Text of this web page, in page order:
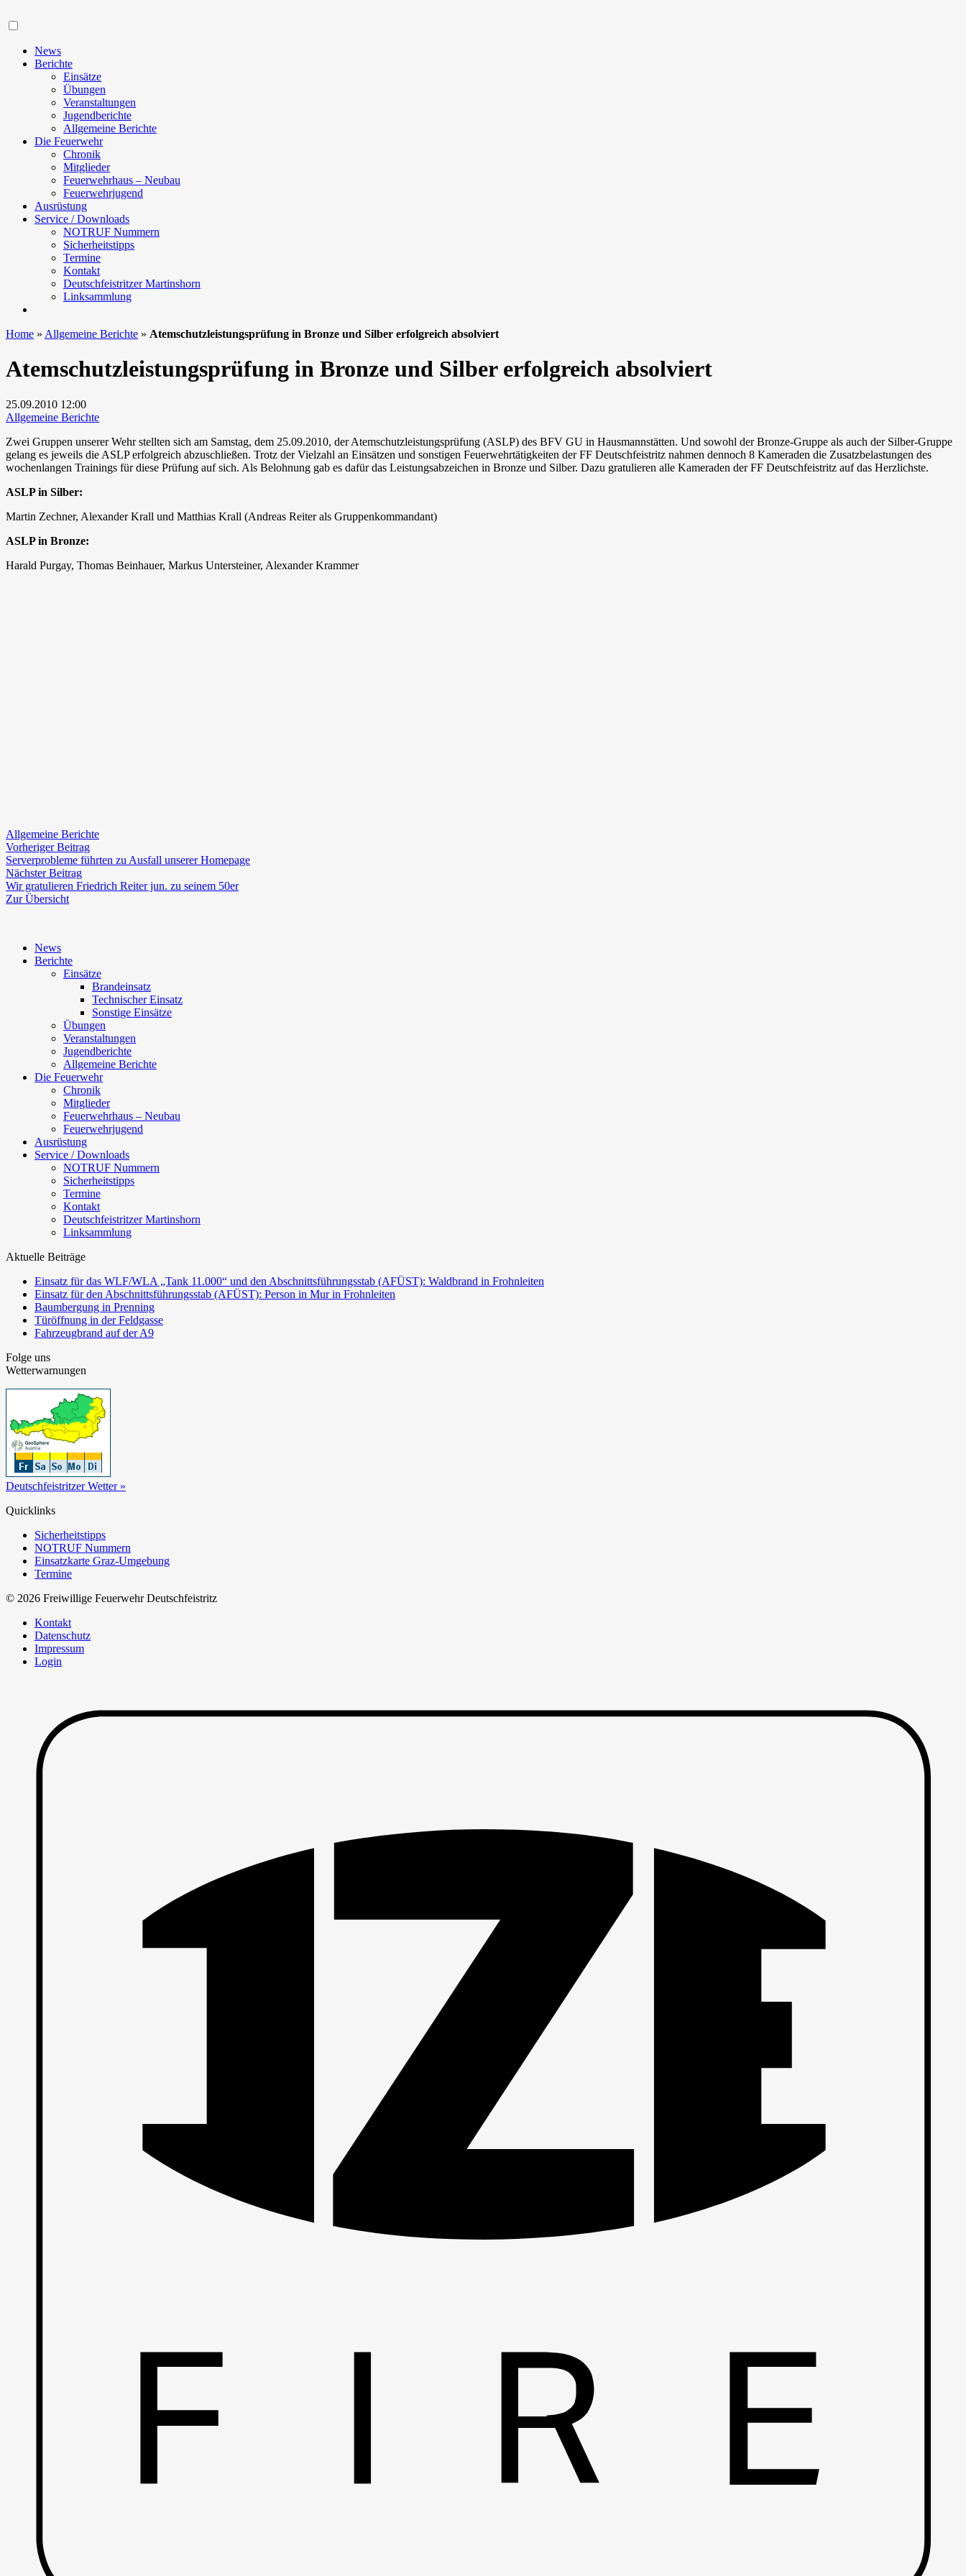
News
Berichte
Einsätze
Übungen
Veranstaltungen
Jugendberichte
Allgemeine Berichte
Die Feuerwehr
Chronik
Mitglieder
Feuerwehrhaus – Neubau
Feuerwehrjugend
Ausrüstung
Service / Downloads
NOTRUF Nummern
Sicherheitstipps
Termine
Kontakt
Deutschfeistritzer Martinshorn
Linksammlung
Home » Allgemeine Berichte » Atemschutzleistungsprüfung in Bronze und Silber erfolgreich absolviert
Atemschutzleistungsprüfung in Bronze und Silber erfolgreich absolviert
25.09.2010 12:00
Allgemeine Berichte
Zwei Gruppen unserer Wehr stellten sich am Samstag, dem 25.09.2010, der Atemschutzleistungsprüfung (ASLP) des BFV GU in Hausmannstätten. Und sowohl der Bronze-Gruppe als auch der Silber-Gruppe
gelang es jeweils die ASLP erfolgreich abzuschließen. Trotz der Vielzahl an Einsätzen und sonstigen Feuerwehrtätigkeiten der FF Deutschfeistritz nahmen dennoch 8 Kameraden die Zusatzbelastungen des
wochenlangen Trainings für diese Prüfung auf sich. Als Belohnung gab es dafür das Leistungsabzeichen in Bronze und Silber. Dazu gratulieren alle Kameraden der FF Deutschfeistritz auf das Herzlichste.
ASLP in Silber:
Martin Zechner, Alexander Krall und Matthias Krall (Andreas Reiter als Gruppenkommandant)
ASLP in Bronze:
Harald Purgay, Thomas Beinhauer, Markus Untersteiner, Alexander Krammer
Allgemeine Berichte
Beitragsnavigation
Vorheriger BeitragVorheriger
Beitrag:
Serverprobleme führten zu Ausfall unserer Homepage
Nächster BeitragNächster
Beitrag:
Wir gratulieren Friedrich Reiter jun. zu seinem 50er
Zur Übersicht
News
Berichte
Einsätze
Brandeinsatz
Technischer Einsatz
Sonstige Einsätze
Übungen
Veranstaltungen
Jugendberichte
Allgemeine Berichte
Die Feuerwehr
Chronik
Mitglieder
Feuerwehrhaus – Neubau
Feuerwehrjugend
Ausrüstung
Service / Downloads
NOTRUF Nummern
Sicherheitstipps
Termine
Kontakt
Deutschfeistritzer Martinshorn
Linksammlung
Aktuelle Beiträge
Einsatz für das WLF/WLA „Tank 11.000“ und den Abschnittsführungsstab (AFÜST): Waldbrand in Frohnleiten
Einsatz für den Abschnittsführungsstab (AFÜST): Person in Mur in Frohnleiten
Baumbergung in Prenning
Türöffnung in der Feldgasse
Fahrzeugbrand auf der A9
Folge uns
Wetterwarnungen
Deutschfeistritzer Wetter »
Quicklinks
Sicherheitstipps
NOTRUF Nummern
Einsatzkarte Graz-Umgebung
Termine
© 2026 Freiwillige Feuerwehr Deutschfeistritz
Kontakt
Datenschutz
Impressum
Login